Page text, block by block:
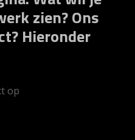
zien? Ons
Hieronder
op